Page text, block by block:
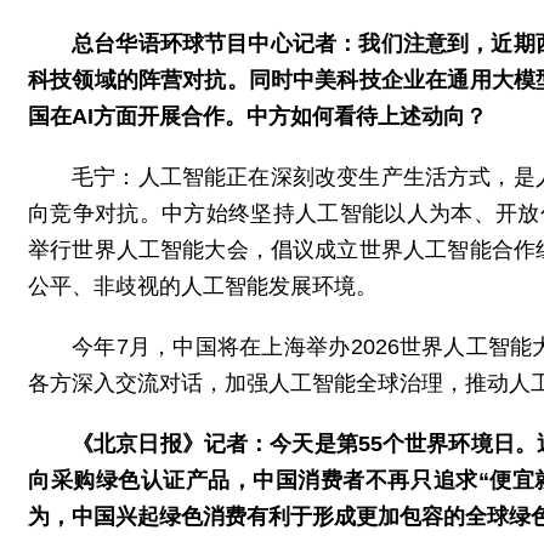
总台华语环球节目中心记者：我们注意到，近
科技领域的阵营对抗。同时中美科技企业在通用大
国在AI方面开展合作。中方如何看待上述动向？
毛宁：人工智能正在深刻改变生产生活方式，
向竞争对抗。中方始终坚持人工智能以人为本、开
举行世界人工智能大会，倡议成立世界人工智能合
公平、非歧视的人工智能发展环境。
今年7月，中国将在上海举办2026世界人工智
各方深入交流对话，加强人工智能全球治理，推动人
《北京日报》记者：今天是第55个世界环境日
向采购绿色认证产品，中国消费者不再只追求“便
为，中国兴起绿色消费有利于形成更加包容的全球绿